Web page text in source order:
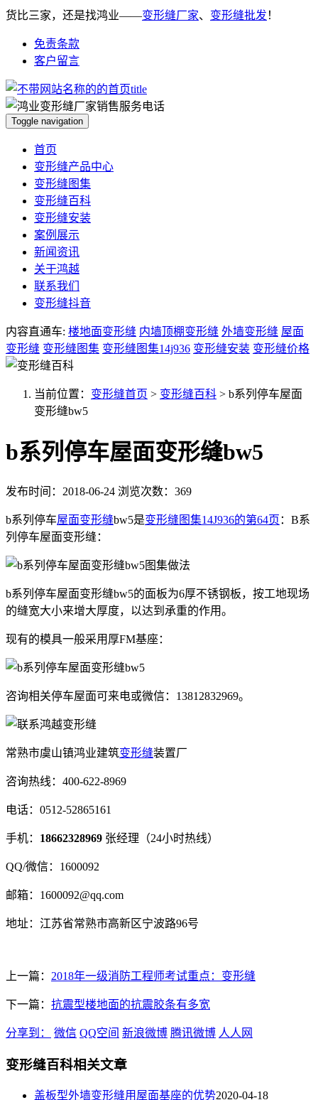
货比三家，还是找鸿业——变形缝厂家、 变形缝批发 ！
免责条款
客户留言
Toggle navigation
首页
变形缝产品中心
变形缝图集
变形缝百科
变形缝安装
案例展示
新闻资讯
关于鸿越
联系我们
变形缝抖音
内容直通车: 楼地面变形缝 内墙顶棚变形缝 外墙变形缝 屋面
变形缝 变形缝图集 变形缝图集14j936 变形缝安装 变形缝价格
当前位置： 变形缝首页 > 变形缝百科 > b系列停车屋面
变形缝bw5
b系列停车屋面变形缝bw5
发布时间：2018-06-24 浏览次数：369
b系列停车屋面变形缝bw5是变形缝图集14J936的第64页 ：B系
列停车屋面变形缝：
b系列停车屋面变形缝bw5的面板为6厚不锈钢板，按工地现场
的缝宽大小来增大厚度，以达到承重的作用。
现有的模具一般采用厚FM基座：
咨询相关停车屋面可来电或微信：13812832969。
常熟市虞山镇鸿业建筑变形缝装置厂
咨询热线：400-622-8969
电话：0512-52865161
手机： 18662328969 张经理（24小时热线）
QQ/微信：1600092
邮箱：1600092@qq.com
地址：江苏省常熟市高新区宁波路96号
上一篇： 2018年一级消防工程师考试重点：变形缝
下一篇： 抗震型楼地面的抗震胶条有多宽
分享到： 微信 QQ空间 新浪微博 腾讯微博 人人网
变形缝百科相关文章
盖板型外墙变形缝用屋面基座的优势2020-04-18